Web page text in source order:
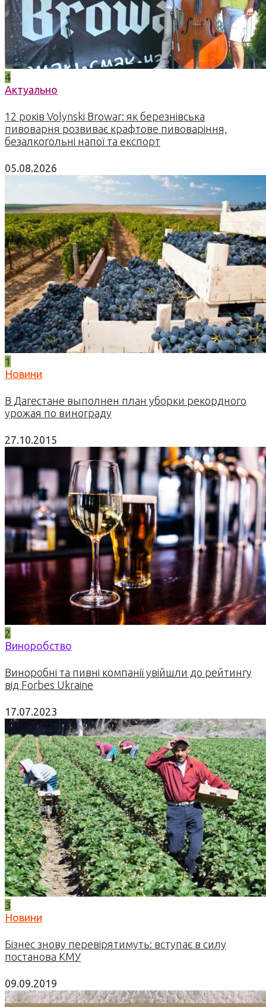
4
Актуально
12 років Volynski Browar: як березнівська
пивоварня розвиває крафтове пивоваріння,
безалкогольні напої та експорт
05.08.2026
1
Новини
В Дагестане выполнен план уборки рекордного
урожая по винограду
27.10.2015
2
Виноробство
Виноробні та пивні компанії увійшли до рейтингу
від Forbes Ukraine
17.07.2023
3
Новини
Бізнес знову перевірятимуть: вступає в силу
постанова КМУ
09.09.2019